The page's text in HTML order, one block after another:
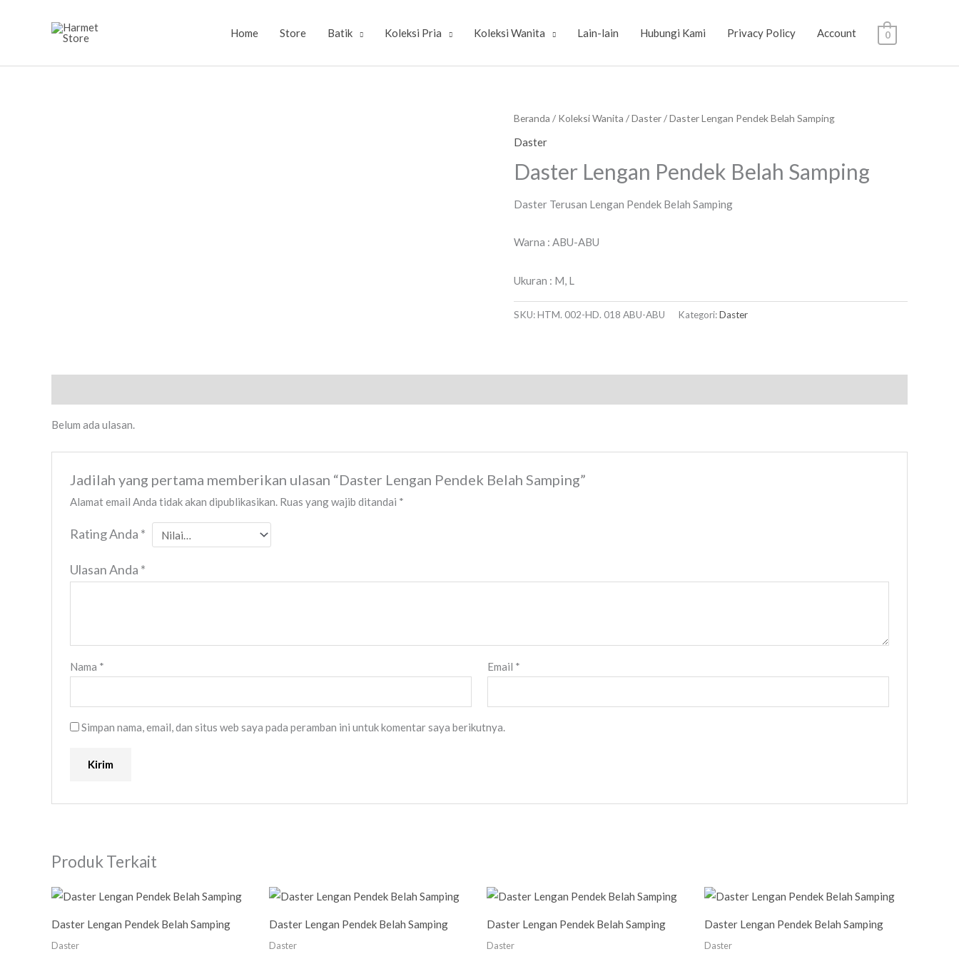
Home Store Batik Koleksi Pria Koleksi Wanita Lain-lain Hubungi Kami Privacy Policy Account 0
Beranda / Koleksi Wanita /Daster/ Daster Lengan Pendek Belah Samping
Daster
Daster Lengan Pendek Belah Samping
Daster Terusan Lengan Pendek Belah Samping
Warna : ABU-ABU
Ukuran : M, L
SKU:HTM. 002-HD. 018 ABU-ABU Kategori:Daster
Belum ada ulasan.
Jadilah yang pertama memberikan ulasan “Daster Lengan Pendek Belah Samping”
Alamat email Anda tidak akan dipublikasikan. Ruas yang wajib ditandai *
Rating Anda *
Ulasan Anda *
Nama * Email *
Simpan nama, email, dan situs web saya pada peramban ini untuk komentar saya berikutnya.
Produk Terkait
Daster Lengan Pendek Belah Samping
Daster
Daster Lengan Pendek Belah Samping
Daster
Daster Lengan Pendek Belah Samping
Daster
Daster Lengan Pendek Belah Samping
Daster